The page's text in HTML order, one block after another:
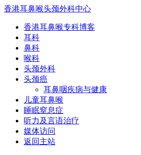
香港耳鼻喉头颈外科中心
香港耳鼻喉专科博客
耳科
鼻科
喉科
头颈外科
头颈癌
耳鼻咽疾病与健康
儿童耳鼻喉
睡眠窒息症
听力及言语治疗
媒体访问
返回主站